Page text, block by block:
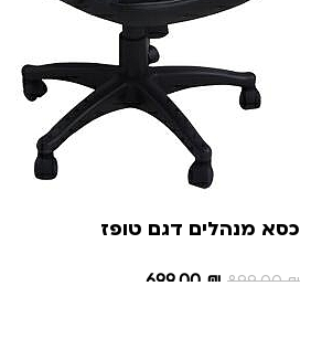
כסא מנהלים דגם טופז
899.00₪
699.00 ₪